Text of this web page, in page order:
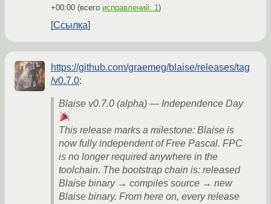
+00:00 (всего исправлений: 1)
Ссылка
https://github.com/graemeg/blaise/releases/tag
/v0.7.0:
Blaise v0.7.0 (alpha) — Independence Day
This release marks a milestone: Blaise is
now fully independent of Free Pascal. FPC
is no longer required anywhere in the
toolchain. The bootstrap chain is: released
Blaise binary → compiles source → new
Blaise binary. From here on, every release